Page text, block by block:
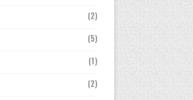
(2)
(5)
(1)
(2)